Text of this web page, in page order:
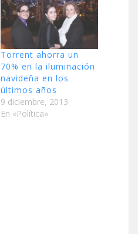
Torrent ahorra un
70% en la iluminación
navideña en los
últimos años
9 diciembre, 2013
En «Política»